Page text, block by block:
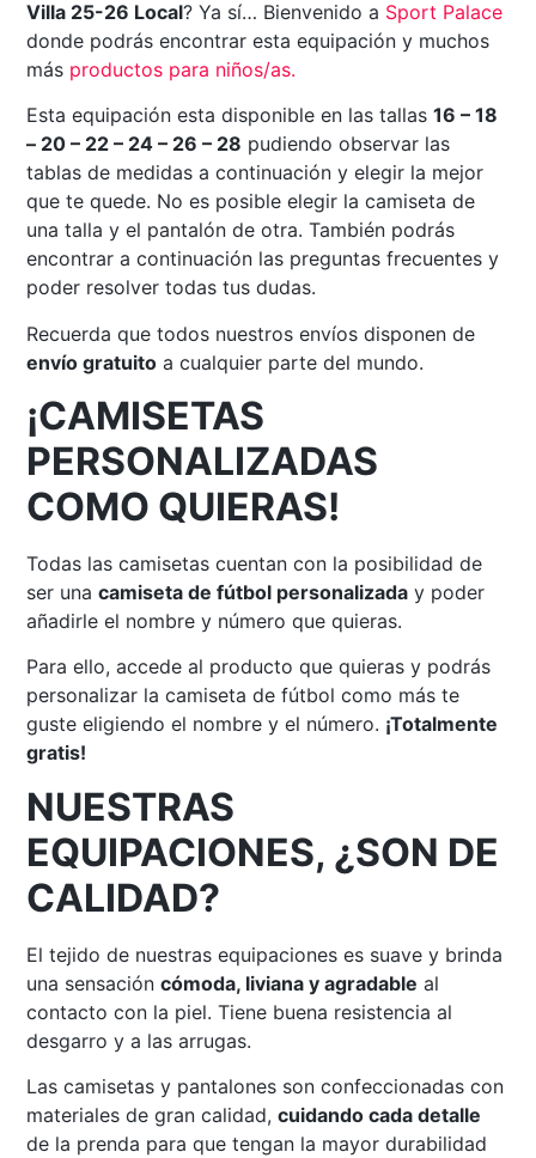
Villa 25-26 Local? Ya sí… Bienvenido a Sport Palace
donde podrás encontrar esta equipación y muchos
más productos para niños/as.
Esta equipación esta disponible en las tallas16 – 18
– 20 – 22 – 24 – 26 – 28 pudiendo observar las
tablas de medidas a continuación y elegir la mejor
que te quede. No es posible elegir la camiseta de
una talla y el pantalón de otra. También podrás
encontrar a continuación las preguntas frecuentes y
poder resolver todas tus dudas.
Recuerda que todos nuestros envíos disponen de
envío gratuito a cualquier parte del mundo.
¡CAMISETAS
PERSONALIZADAS
COMO QUIERAS!
Todas las camisetas cuentan con la posibilidad de
ser unacamiseta de fútbol personalizada y poder
añadirle el nombre y número que quieras.
Para ello, accede al producto que quieras y podrás
personalizar la camiseta de fútbol como más te
guste eligiendo el nombre y el número. ¡Totalmente
gratis!
NUESTRAS
EQUIPACIONES, ¿SON DE
CALIDAD?
El tejido de nuestras equipaciones es suave y brinda
una sensacióncómoda, liviana y agradable al
contacto con la piel. Tiene buena resistencia al
desgarro y a las arrugas.
Las camisetas y pantalones son confeccionadas con
materiales de gran calidad,cuidando cada detalle
de la prenda para que tengan la mayor durabilidad